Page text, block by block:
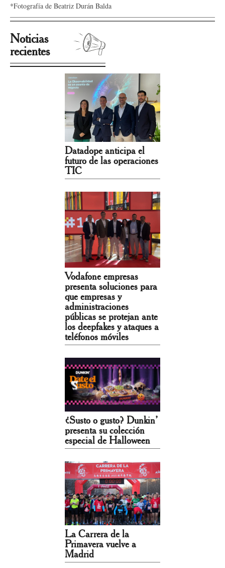
*Fotografía de Beatriz Durán Balda
Noticias
recientes
Datadope anticipa el
futuro de las operaciones
TIC
Vodafone empresas
presenta soluciones para
que empresas y
administraciones
públicas se protejan ante
los deepfakes y ataques a
teléfonos móviles
¿Susto o gusto? Dunkin’
presenta su colección
especial de Halloween
La Carrera de la
Primavera vuelve a
Madrid